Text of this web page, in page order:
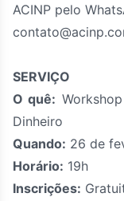
ACINP pelo
SERVIÇO
O quê:
Dinheiro
Quando: 26 de
Horário: 19h
Inscrições: